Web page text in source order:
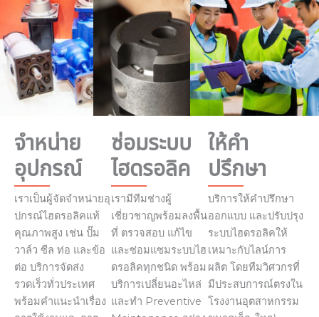
จำหน่าย
อุปกรณ์
เราเป็นผู้จัดจำหน่ายอุ
ปกรณ์ไฮดรอลิคแท้
คุณภาพสูง เช่น ปั๊ม
วาล์ว ซีล ท่อ และข้อ
ต่อ บริการจัดส่ง
รวดเร็วทั่วประเทศ
พร้อมคำแนะนำเรื่อง
ซ่อมระบบ
ไฮดรอลิค
เรามีทีมช่างผู้
เชี่ยวชาญพร้อมลงพื้น
ที่ ตรวจสอบ แก้ไข
และซ่อมแซมระบบไฮ
ดรอลิคทุกชนิด พร้อม
บริการเปลี่ยนอะไหล่
และทำ Preventive
ให้คำ
ปรึกษา
บริการให้คำปรึกษา
ออกแบบ และปรับปรุง
ระบบไฮดรอลิคให้
เหมาะกับไลน์การ
ผลิต โดยทีมวิศวกรที่
มีประสบการณ์ตรงใน
โรงงานอุตสาหกรรม